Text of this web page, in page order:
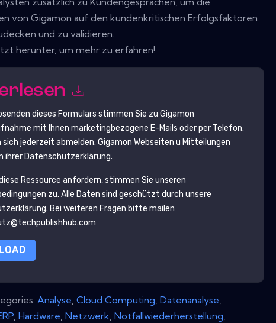
von Gigamon auf den kundenkritischen Erfolgsfaktoren
und zu validieren.
herunter, um mehr zu erfahren!
dieses Formulars stimmen Sie zuGigamon
mit Ihnen marketingbezogene E-Mails oder per Telefon.
sich jederzeit abmelden.Gigamon Webseiten u Mitteilungen
ihrer Datenschutzerklärung.
Ressource anfordern, stimmen Sie unseren
zu. Alle Daten sind geschützt durch unsere
. Bei weiteren Fragen bitte mailen
Analyse,Cloud Computing,Datenanalyse,
,Hardware,Netzwerk,Notfallwiederherstellung,